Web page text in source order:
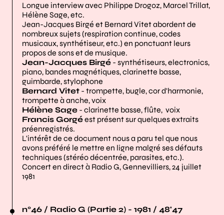
Longue interview avec Philippe Drogoz, Marcel Trillat,
Hélène Sage, etc.
Jean-Jacques Birgé et Bernard Vitet abordent de
nombreux sujets (respiration continue, codes
musicaux, synthétiseur, etc.) en ponctuant leurs
propos de sons et de musique.
Jean-Jacques Birgé - synthétiseurs, electronics,
piano, bandes magnétiques, clarinette basse,
guimbarde, stylophone
Bernard Vitet - trompette, bugle, cor d'harmonie,
trompette à anche, voix
Hélène Sage - clarinette basse, flûte, voix
Francis Gorgéest présent sur quelques extraits
préenregistrés.
L'intérêt de ce document nous a paru tel que nous
avons préféré le mettre en ligne malgré ses défauts
techniques (stéréo décentrée, parasites, etc.).
Concert en direct à Radio G, Gennevilliers, 24 juillet
1981
n°46 / Radio G (Partie 2) - 1981 / 48'47